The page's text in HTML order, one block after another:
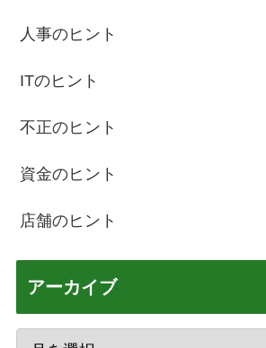
人事のヒント
ITのヒント
不正のヒント
資金のヒント
店舗のヒント
アーカイブ